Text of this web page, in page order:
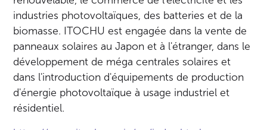
industries photovoltaïques, des batteries et de la
biomasse. ITOCHU est engagée dans la vente de
panneaux solaires au Japon et à l'étranger, dans le
développement de méga centrales solaires et
dans l'introduction d'équipements de production
d'énergie photovoltaïque à usage industriel et
résidentiel.